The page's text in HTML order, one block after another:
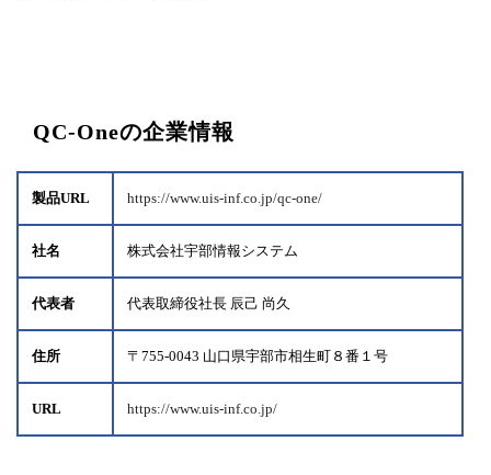
QC-Oneの企業情報
製品URL https://www.uis-inf.co.jp/qc-one/
社名 株式会社宇部情報システム
代表者 代表取締役社長 辰己 尚久
住所 〒755-0043 山口県宇部市相生町８番１号
URL https://www.uis-inf.co.jp/